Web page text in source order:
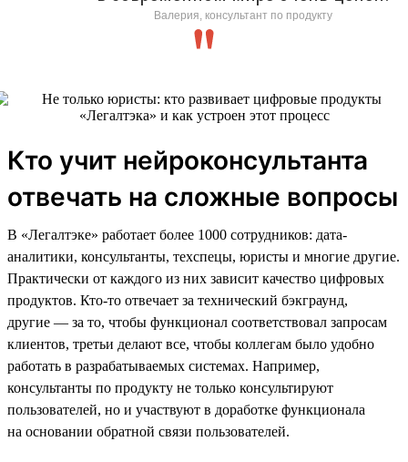
Валерия, консультант по продукту
Кто учит нейроконсультанта
отвечать на сложные вопросы
В «Легалтэке» работает более 1000 сотрудников: дата-
аналитики, консультанты, техспецы, юристы и многие другие.
Практически от каждого из них зависит качество цифровых
продуктов. Кто-то отвечает за технический бэкграунд,
другие — за то, чтобы функционал соответствовал запросам
клиентов, третьи делают все, чтобы коллегам было удобно
работать в разрабатываемых системах. Например,
консультанты по продукту не только консультируют
пользователей, но и участвуют в доработке функционала
на основании обратной связи пользователей.